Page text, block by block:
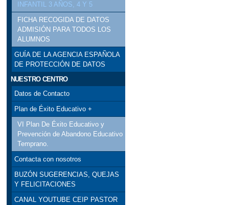
INFANTIL 3 AÑOS, 4 Y 5
FICHA RECOGIDA DE DATOS
ADMISIÓN PARA TODOS LOS
ALUMNOS
GUÍA DE LA AGENCIA ESPAÑOLA
DE PROTECCIÓN DE DATOS
NUESTRO CENTRO
Datos de Contacto
Plan de Éxito Educativo +
VI Plan De Éxito Educativo y
Prevención de Abandono Educativo
Temprano.
Contacta con nosotros
BUZÓN SUGERENCIAS, QUEJAS
Y FELICITACIONES
CANAL YOUTUBE CEIP PASTOR